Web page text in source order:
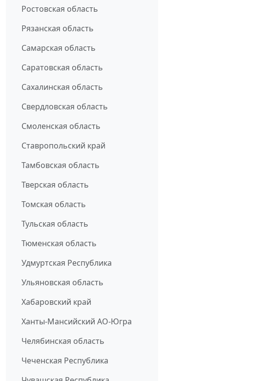
Ростовская область
Рязанская область
Самарская область
Саратовская область
Сахалинская область
Свердловская область
Смоленская область
Ставропольский край
Тамбовская область
Тверская область
Томская область
Тульская область
Тюменская область
Удмуртская Республика
Ульяновская область
Хабаровский край
Ханты-Мансийский АО-Югра
Челябинская область
Чеченская Республика